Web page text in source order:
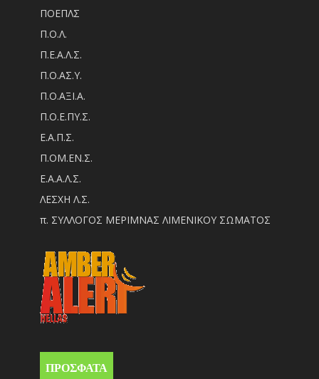
ΠΟΕΠΛΣ
Π.Ο.Λ.
Π.Ε.Α.Λ.Σ.
Π.Ο.ΑΣ.Υ.
Π.Ο.ΑΞΙ.Α.
Π.Ο.Ε.ΠΥ.Σ.
Ε.Α.Π.Σ.
Π.ΟM.EN.Σ.
Ε.Α.Α.Λ.Σ.
ΛΕΣΧΗ Λ.Σ.
π. ΣΥΛΛΟΓΟΣ ΜΕΡΙΜΝΑΣ ΛΙΜΕΝΙΚΟΥ ΣΩΜΑΤΟΣ
ΠΡΟΣΦΑΤΑ